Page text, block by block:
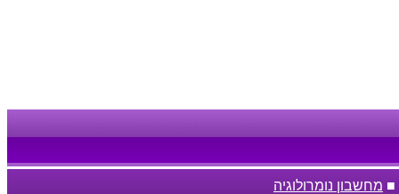
■ מחשבון נומרולוגיה